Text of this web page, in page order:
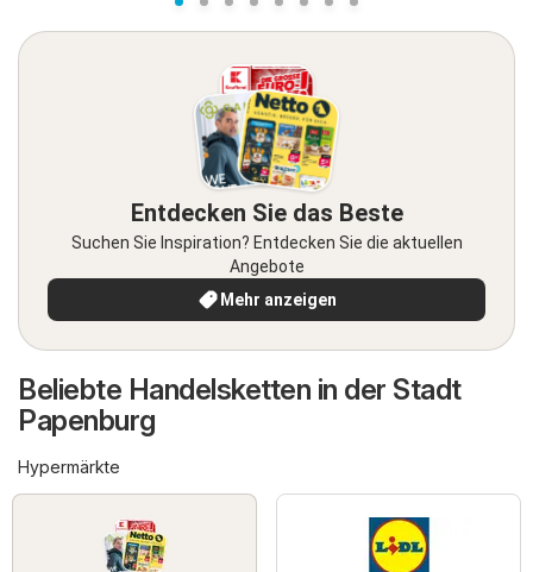
Entdecken Sie das Beste
Suchen Sie Inspiration? Entdecken Sie die aktuellen
Angebote
Mehr anzeigen
Beliebte Handelsketten in der Stadt
Papenburg
Hypermärkte